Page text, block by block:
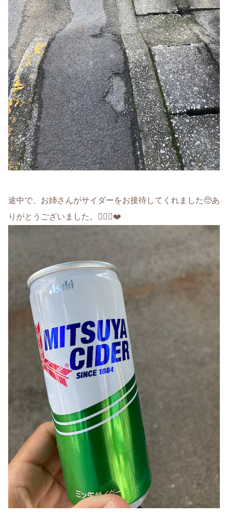
途中で、お姉さんがサイダーをお接待してくれました🥺あ
りがとうございました。🙇🏻‍♂️❤️